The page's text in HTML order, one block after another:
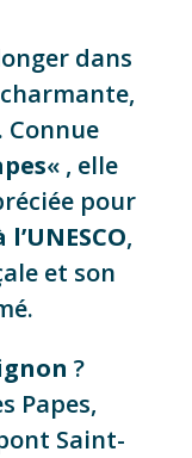
dans
. Connue
« , elle
pour
,
et son
?
Papes,
Saint-